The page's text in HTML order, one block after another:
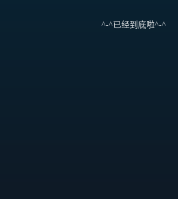
^-^已经到底啦^-^